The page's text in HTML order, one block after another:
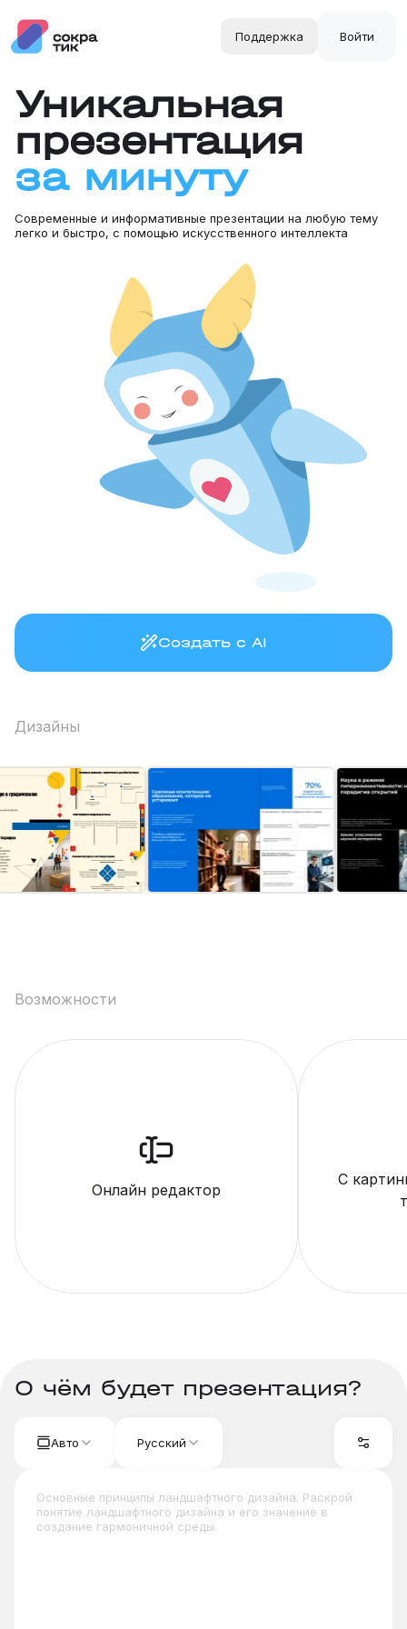
Поддержка Войти
Уникальная
презентация
за минуту
Современные и информативные презентации на любую тему
легко и быстро, c помощью искусственного интеллекта
Создать с AI
Дизайны
Возможности
Онлайн редактор
С
О чём будет презентация?
Авто Русский